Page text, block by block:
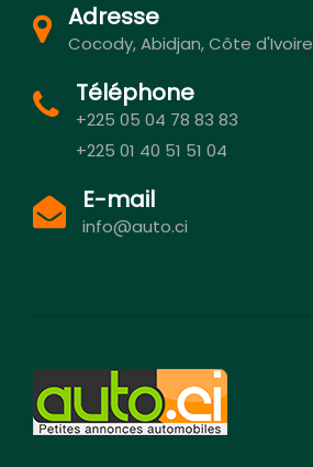
Adresse
Cocody, Abidjan, Côte d'Ivoire
Téléphone
+225 05 04 78 83 83
+225 01 40 51 51 04
E-mail
info@auto.ci